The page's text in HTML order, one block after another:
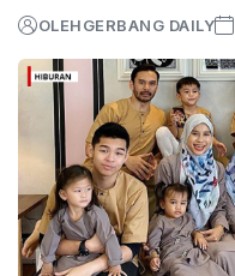
OLEHGERBANG DAILY